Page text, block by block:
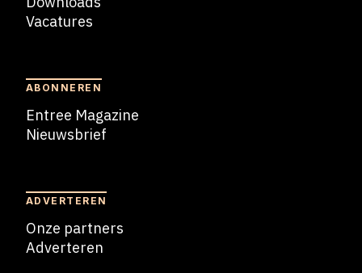
Vacatures
ABONNEREN
Entree Magazine
Nieuwsbrief
ADVERTEREN
Onze partners
Adverteren